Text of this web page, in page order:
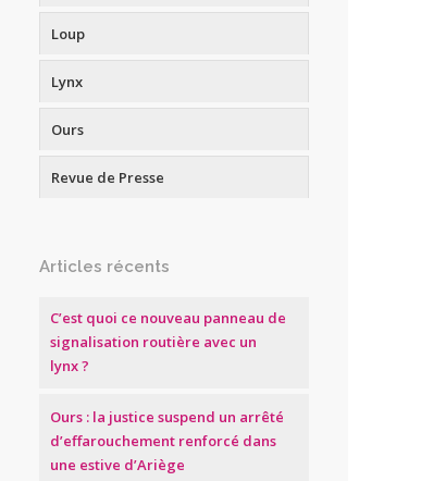
Loup
Lynx
Ours
Revue de Presse
Articles récents
C’est quoi ce nouveau panneau de
signalisation routière avec un
lynx ?
Ours : la justice suspend un arrêté
d’effarouchement renforcé dans
une estive d’Ariège